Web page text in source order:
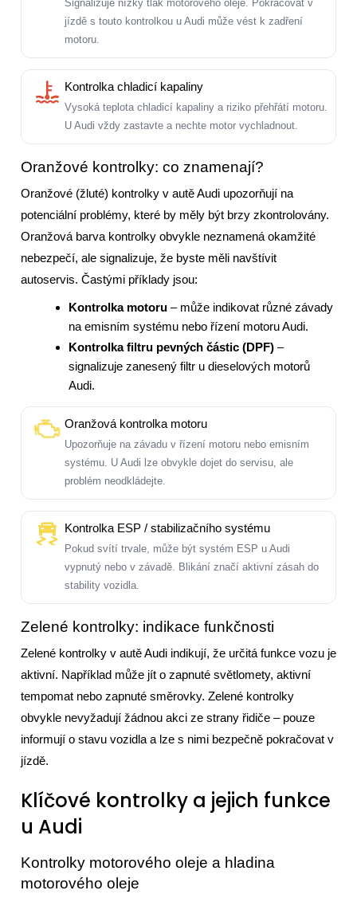
Signalizuje nízký tlak motorového oleje. Pokračovat v
jízdě s touto kontrolkou u Audi může vést k zadření
motoru.
Kontrolka chladicí kapaliny
Vysoká teplota chladicí kapaliny a riziko přehřátí motoru.
U Audi vždy zastavte a nechte motor vychladnout.
Oranžové kontrolky: co znamenají?
Oranžové (žluté) kontrolky v autě Audi upozorňují na
potenciální problémy, které by měly být brzy zkontrolovány.
Oranžová barva kontrolky obvykle neznamená okamžité
nebezpečí, ale signalizuje, že byste měli navštívit
autoservis. Častými příklady jsou:
Kontrolka motoru – může indikovat různé závady
na emisním systému nebo řízení motoru Audi.
Kontrolka filtru pevných částic (DPF) –
signalizuje zanesený filtr u dieselových motorů
Audi.
Oranžová kontrolka motoru
Upozorňuje na závadu v řízení motoru nebo emisním
systému. U Audi lze obvykle dojet do servisu, ale
problém neodkládejte.
Kontrolka ESP / stabilizačního systému
Pokud svítí trvale, může být systém ESP u Audi
vypnutý nebo v závadě. Blikání značí aktivní zásah do
stability vozidla.
Zelené kontrolky: indikace funkčnosti
Zelené kontrolky v autě Audi indikují, že určitá funkce vozu je
aktivní. Například může jít o zapnuté světlomety, aktivní
tempomat nebo zapnuté směrovky. Zelené kontrolky
obvykle nevyžadují žádnou akci ze strany řidiče – pouze
informují o stavu vozidla a lze s nimi bezpečně pokračovat v
jízdě.
Klíčové kontrolky a jejich funkce
u Audi
Kontrolky motorového oleje a hladina
motorového oleje